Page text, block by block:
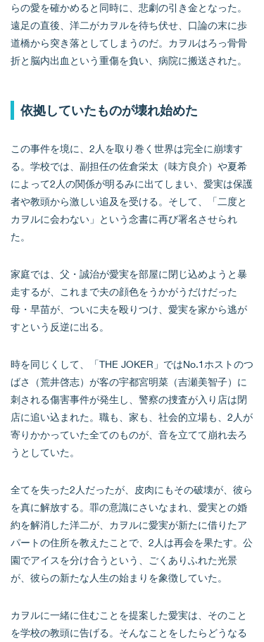
らの愛を確かめると同時に、悲劇の引き金となった。
遠足の直後、洋二がカヲルを待ち伏せ、口論の末に歩
道橋から突き落としてしまうのだ。カヲルはろっ骨骨
折と脳内出血という重傷を負い、病院に搬送された。
依拠していたものが壊れ始めた
この事件を境に、2人を取り巻く世界は完全に崩壊す
る。学校では、副担任の佐倉栄太（味方良介）や夏希
によって2人の関係が明るみに出てしまい、愛実は保護
者や教頭から激しい追及を受ける。そして、「二度と
カヲルに会わない」という念書に再び署名させられ
た。
家庭では、父・誠治が愛実を部屋に閉じ込めようと暴
走するが、これまで夫の顔色をうかがうだけだった
母・早苗が、ついに夫を殴りつけ、愛実を家から逃が
すという反逆に出る。
時を同じくして、「THE JOKER」ではNo.1ホストのつ
ばさ（荒井啓志）が客の宇都宮明菜（吉瀬美智子）に
刺される傷害事件が発生し、警察の捜査が入り店は閉
店に追い込まれた。職も、家も、社会的立場も、2人が
寄りかかっていた全てのものが、音を立てて崩れ去ろ
うとしていた。
全てを失った2人だったが、皮肉にもその破壊が、彼ら
を真に解放する。罪の意識にさいなまれ、愛実との婚
約を解消した洋二が、カヲルに愛実が新たに借りたア
パートの住所を教えたことで、2人は再会を果たす。公
園でアイスを分け合うという、ごくありふれた光景
が、彼らの新たな人生の始まりを象徴していた。
カヲルに一緒に住むことを提案した愛実は、そのこと
を学校の教頭に告げる。そんなことをしたらどうなる